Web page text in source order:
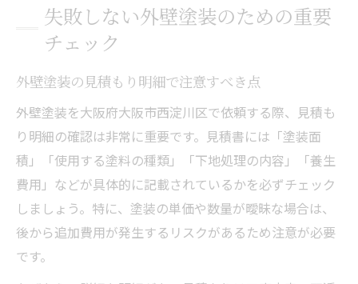
失敗しない外壁塗装のための重要
チェック
外壁塗装の見積もり明細で注意すべき点
外壁塗装を大阪府大阪市西淀川区で依頼する際、見積も
り明細の確認は非常に重要です。見積書には「塗装面
積」「使用する塗料の種類」「下地処理の内容」「養生
費用」などが具体的に記載されているかを必ずチェック
しましょう。特に、塗装の単価や数量が曖昧な場合は、
後から追加費用が発生するリスクがあるため注意が必要
です。